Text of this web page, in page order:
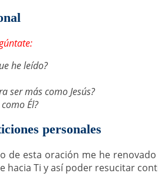
he leído?
ser más como Jesús?
Él?
personales
de esta oración me he
hacia Ti y así poder resucitar